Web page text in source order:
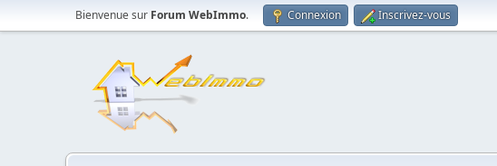
Bienvenue sur Forum WebImmo. Connexion Inscrivez-vous